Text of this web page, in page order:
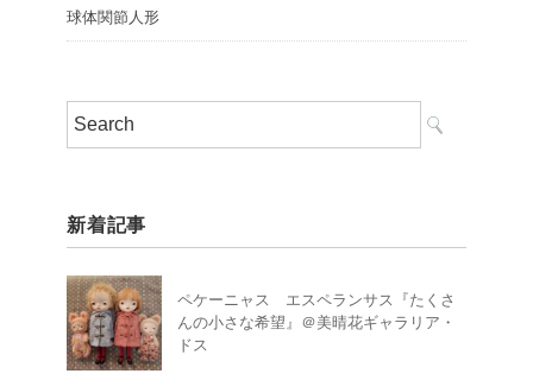
球体関節人形
新着記事
ペケーニャス エスペランサス『たくさ
んの小さな希望』＠美晴花ギャラリア・
ドス